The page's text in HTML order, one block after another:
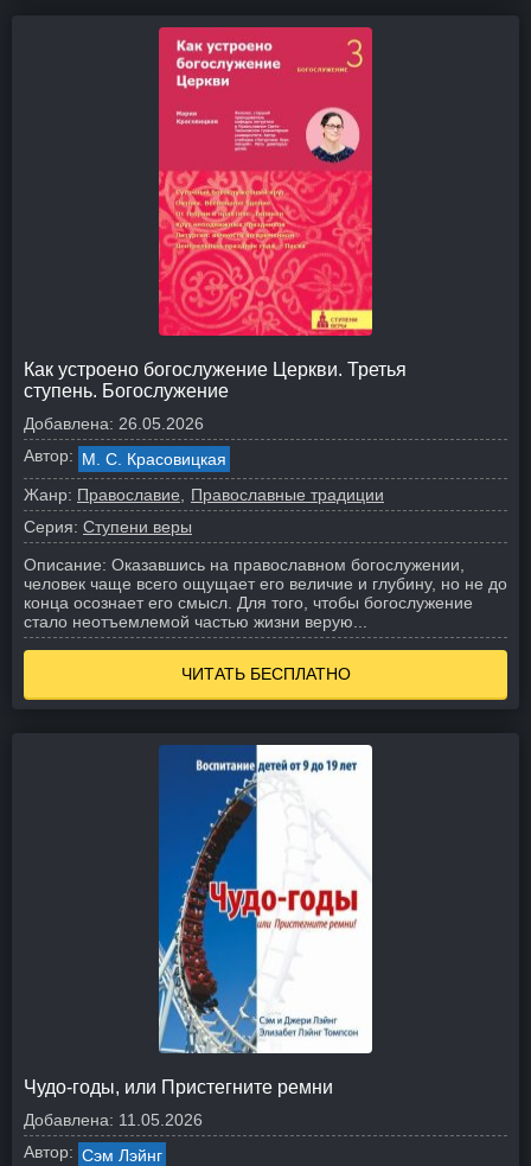
Как устроено богослужение Церкви. Третья
ступень. Богослужение
Добавлена: 26.05.2026
Автор: М. С. Красовицкая
Жанр: Православие
Православные традиции
Серия: Ступени веры
Описание: Оказавшись на православном богослужении,
человек чаще всего ощущает его величие и глубину, но не до
конца осознает его смысл. Для того, чтобы богослужение
стало неотъемлемой частью жизни верую...
ЧИТАТЬ БЕСПЛАТНО
Чудо-годы, или Пристегните ремни
Добавлена: 11.05.2026
Автор: Сэм Лэйнг